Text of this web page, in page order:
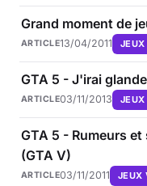
Grand moment de
ARTICLE13/04/2011 JEUX
GTA 5 - J'irai
ARTICLE03/11/2013 JEUX
GTA 5 - Rumeurs
(GTA V)
ARTICLE03/11/2011 JEUX